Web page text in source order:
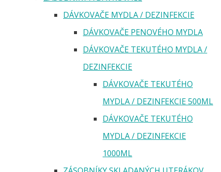
DÁVKOVAČE MYDLA / DEZINFEKCIE
DÁVKOVAČE PENOVÉHO MYDLA
DÁVKOVAČE TEKUTÉHO MYDLA /
DEZINFEKCIE
DÁVKOVAČE TEKUTÉHO
MYDLA / DEZINFEKCIE 500ML
DÁVKOVAČE TEKUTÉHO
MYDLA / DEZINFEKCIE
1000ML